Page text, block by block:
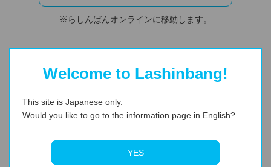
※らしんばんオンラインに移動します。
Welcome to Lashinbang!
This site is Japanese only.
Would you like to go to the information page in English?
YES